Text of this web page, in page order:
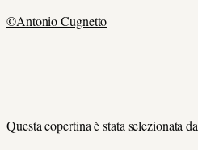
©Antonio Cugnetto
Questa copertina è stata selezionata da